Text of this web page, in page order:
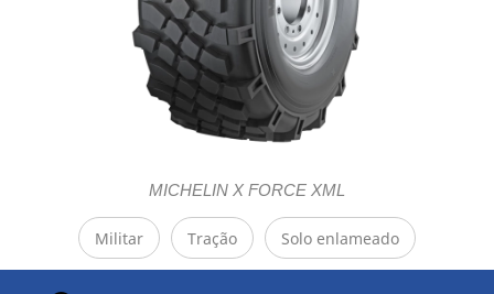
MICHELIN X FORCE XML
Militar Tração Solo enlameado